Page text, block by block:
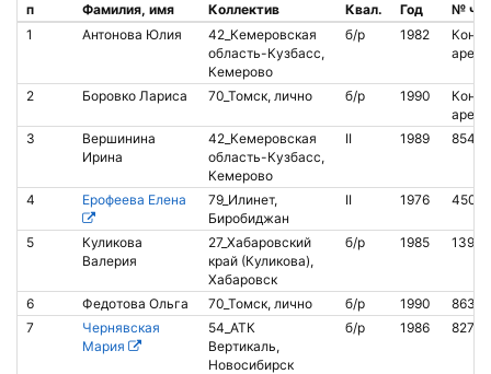
п
Фамилия, имя Коллектив Квал. Год
№
1
Антонова Юлия
42_Кемеровская
область-Кузбасс,
Кемерово
б/р 1982
2 Боровко Лариса 70_Томск, лично б/р 1990
3
Вершинина
Ирина
42_Кемеровская
область-Кузбасс,
Кемерово
II 1989
4 Ерофеева Елена
79_Илинет,
Биробиджан
II 1976
5
Куликова
Валерия
27_Хабаровский
край (Куликова),
Хабаровск
б/р 1985
6 Федотова Ольга 70_Томск, лично б/р 1990
7
Чернявская
Мария
54_АТК
Вертикаль,
Новосибирск
б/р 1986